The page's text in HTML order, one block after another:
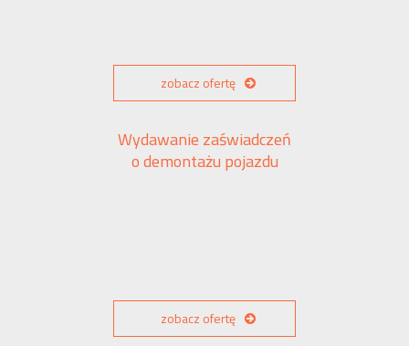
zobacz ofertę
Wydawanie zaświadczeń
o demontażu pojazdu
zobacz ofertę